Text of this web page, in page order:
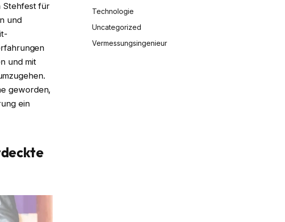
Stehfest für
und
und mit
geworden,
ein
Technologie
Uncategorized
Vermessungsingenieur